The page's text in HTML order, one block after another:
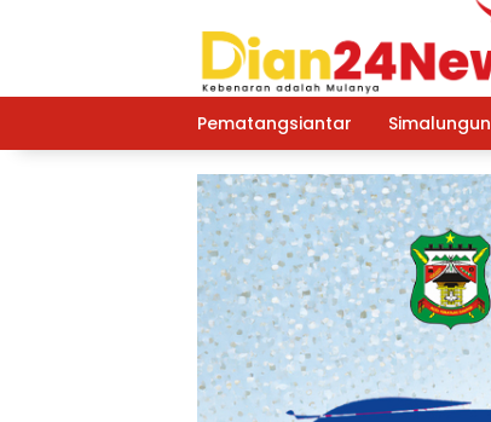
Pematangsiantar Simalungun